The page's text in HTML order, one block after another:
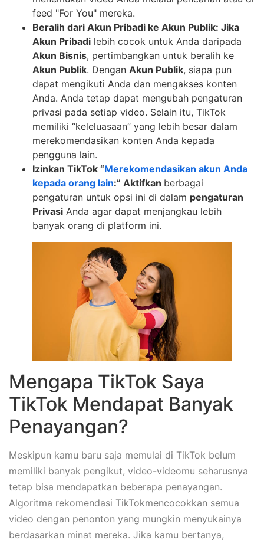
feed "For You" mereka.
Beralih dari Akun Pribadi ke Akun Publik: Jika
Akun Pribadi lebih cocok untuk Anda daripada
Akun Bisnis, pertimbangkan untuk beralih ke
Akun Publik. Dengan Akun Publik, siapa pun
dapat mengikuti Anda dan mengakses konten
Anda. Anda tetap dapat mengubah pengaturan
privasi pada setiap video. Selain itu, TikTok
memiliki “keleluasaan” yang lebih besar dalam
merekomendasikan konten Anda kepada
pengguna lain.
Izinkan TikTok “Merekomendasikan akun Anda
kepada orang lain:” Aktifkan berbagai
pengaturan untuk opsi ini di dalam pengaturan
Privasi Anda agar dapat menjangkau lebih
banyak orang di platform ini.
Mengapa TikTok Saya
TikTok Mendapat Banyak
Penayangan?
Meskipun kamu baru saja memulai di TikTok belum
memiliki banyak pengikut, video-videomu seharusnya
tetap bisa mendapatkan beberapa penayangan.
Algoritma rekomendasi TikTokmencocokkan semua
video dengan penonton yang mungkin menyukainya
berdasarkan minat mereka. Jika kamu bertanya,